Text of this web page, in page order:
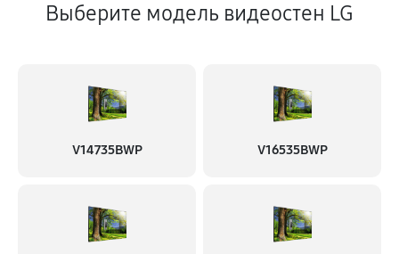
Выберите модель видеостен LG
V14735BWP V16535BWP